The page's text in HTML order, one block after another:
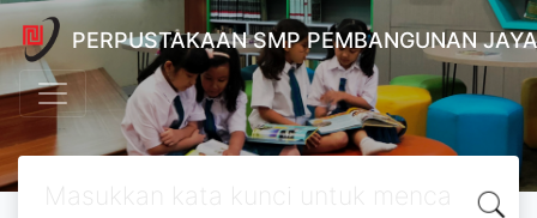
PERPUSTAKAAN SMP PEMBANGUNAN